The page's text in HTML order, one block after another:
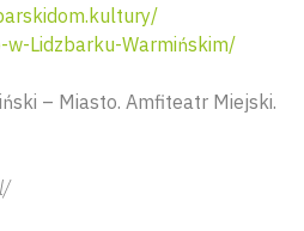
Lidzbarku-Warmińskim/
– Miasto. Amfiteatr Miejski.